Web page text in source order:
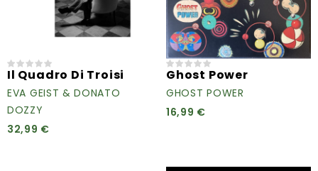
Il Quadro Di Troisi
EVA GEIST & DONATO
DOZZY
32,99 €
Ghost Power
GHOST POWER
16,99 €